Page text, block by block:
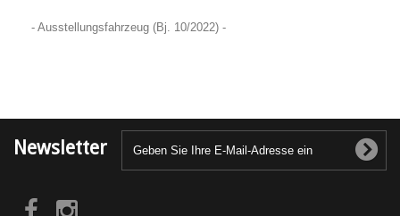
- Ausstellungsfahrzeug (Bj. 10/2022) -
Newsletter